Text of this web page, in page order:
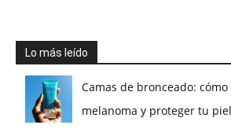
Lo más leído
Camas de bronceado:
melanoma y proteger tu piel